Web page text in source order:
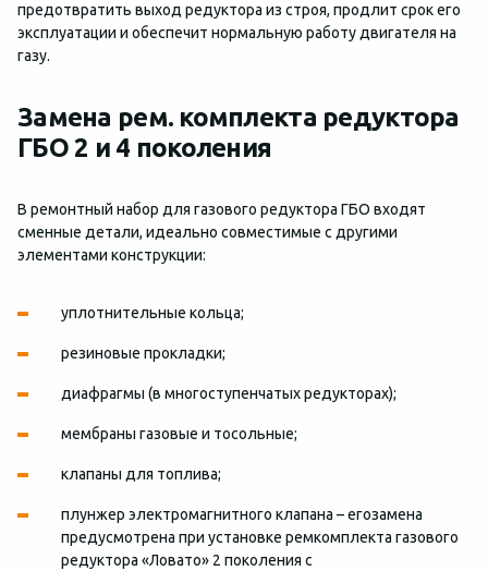
предотвратить выход редуктора из строя, продлит срок его
эксплуатации и обеспечит нормальную работу двигателя на
газу.
Замена рем. комплекта редуктора
ГБО 2 и 4 поколения
В ремонтный набор для газового редуктора ГБО входят
сменные детали, идеально совместимые с другими
элементами конструкции:
уплотнительные кольца;
резиновые прокладки;
диафрагмы (в многоступенчатых редукторах);
мембраны газовые и тосольные;
клапаны для топлива;
плунжер электромагнитного клапана – егозамена
предусмотрена при установке ремкомплекта газового
редуктора «Ловато» 2 поколения с